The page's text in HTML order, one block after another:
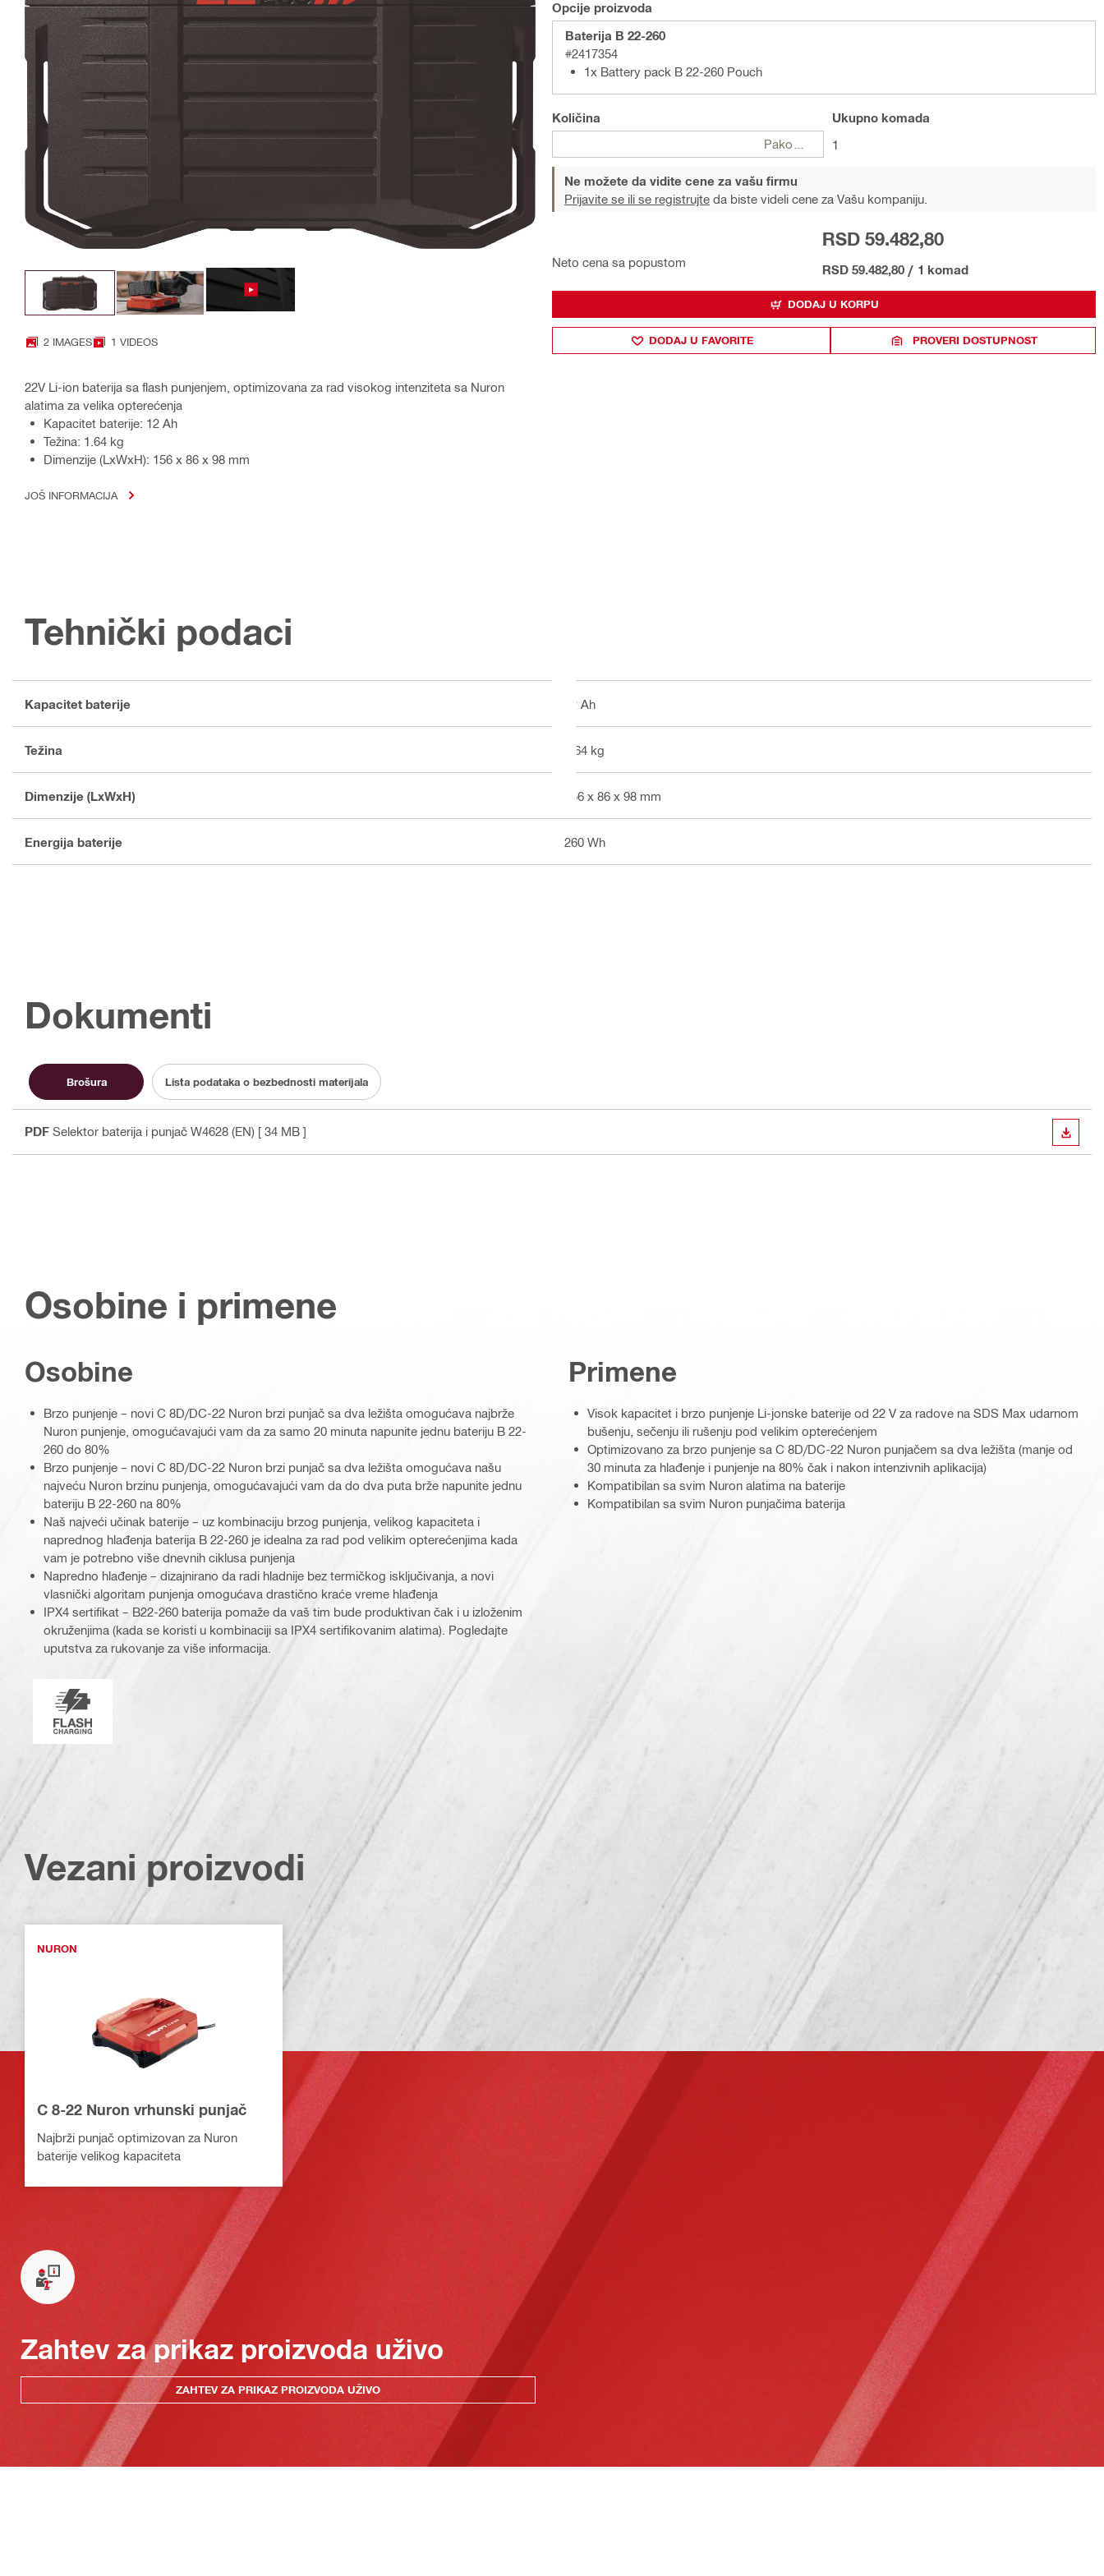
2 IMAGES 1 VIDEOS
22V Li-ion baterija sa flash punjenjem, optimizovana za rad visokog intenziteta sa Nuron
alatima za velika opterećenja
Kapacitet baterije: 12 Ah
Težina: 1.64 kg
Dimenzije (LxWxH): 156 x 86 x 98 mm
JOŠ INFORMACIJA
Opcije proizvoda
Baterija B 22-260
#2417354
1x Battery pack B 22-260 Pouch
Količina
Ukupno komada
1
Ne možete da vidite cene za vašu firmu
Prijavite se ili se registrujte da biste videli cene za Vašu kompaniju.
Neto cena sa popustom
RSD 59.482,80
RSD 59.482,80 / 1 komad
DODAJ U KORPU
DODAJ U FAVORITE PROVERI DOSTUPNOST
Tehnički podaci
Kapacitet baterije 12 Ah
Težina 1.64 kg
Dimenzije (LxWxH) 156 x 86 x 98 mm
Energija baterije 260 Wh
Dokumenti
Brošura Lista podataka o bezbednosti materijala
PDF Selektor baterija i punjač W4628 (EN) [ 34 MB ]
Osobine i primene
Osobine
Brzo punjenje – novi C 8D/DC-22 Nuron brzi punjač sa dva ležišta omogućava najbrže
Nuron punjenje, omogućavajući vam da za samo 20 minuta napunite jednu bateriju B 22-
260 do 80%
Brzo punjenje – novi C 8D/DC-22 Nuron brzi punjač sa dva ležišta omogućava našu
najveću Nuron brzinu punjenja, omogućavajući vam da do dva puta brže napunite jednu
bateriju B 22-260 na 80%
Naš najveći učinak baterije – uz kombinaciju brzog punjenja, velikog kapaciteta i
naprednog hlađenja baterija B 22-260 je idealna za rad pod velikim opterećenjima kada
vam je potrebno više dnevnih ciklusa punjenja
Napredno hlađenje – dizajnirano da radi hladnije bez termičkog isključivanja, a novi
vlasnički algoritam punjenja omogućava drastično kraće vreme hlađenja
IPX4 sertifikat – B22-260 baterija pomaže da vaš tim bude produktivan čak i u izloženim
okruženjima (kada se koristi u kombinaciji sa IPX4 sertifikovanim alatima). Pogledajte
uputstva za rukovanje za više informacija.
Nuron brzo punjenje
Primene
Visok kapacitet i brzo punjenje Li-jonske baterije od 22 V za radove na SDS Max udarnom
bušenju, sečenju ili rušenju pod velikim opterećenjem
Optimizovano za brzo punjenje sa C 8D/DC-22 Nuron punjačem sa dva ležišta (manje od
30 minuta za hlađenje i punjenje na 80% čak i nakon intenzivnih aplikacija)
Kompatibilan sa svim Nuron alatima na baterije
Kompatibilan sa svim Nuron punjačima baterija
Vezani proizvodi
NURON
C 8-22 Nuron vrhunski punjač
Najbrži punjač optimizovan za Nuron
baterije velikog kapaciteta
Zahtev za prikaz proizvoda uživo
ZAHTEV ZA PRIKAZ PROIZVODA UŽIVO